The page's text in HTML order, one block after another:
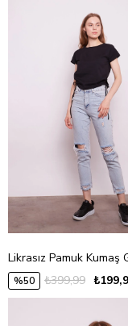
%50 ₺399,99